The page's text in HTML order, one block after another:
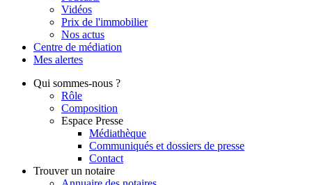
Vidéos
Prix de l'immobilier
Nos actus
Centre de médiation
Mes alertes
Qui sommes-nous ?
Rôle
Composition
Espace Presse
Médiathèque
Communiqués et dossiers de presse
Contact
Trouver un notaire